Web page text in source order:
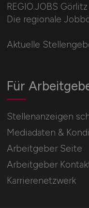
REGIO.JOBS Görlitz
Die regionale
Aktuelle
Für
Stellenanzeigen
Mediadaten &
Arbeitgeber Seite
Arbeitgeber
Karrierenetzwerk